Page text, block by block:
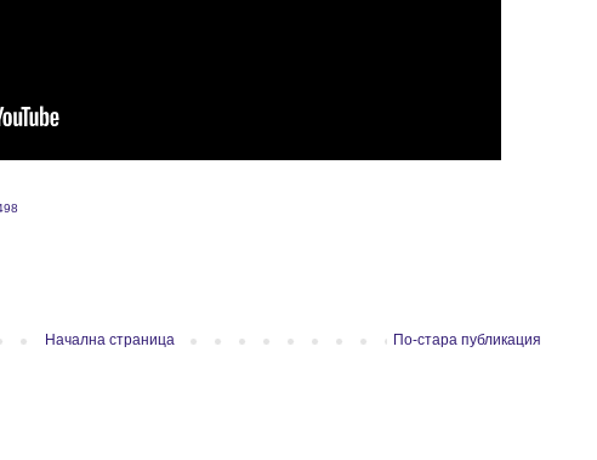
По-стара публикация
Начална страница